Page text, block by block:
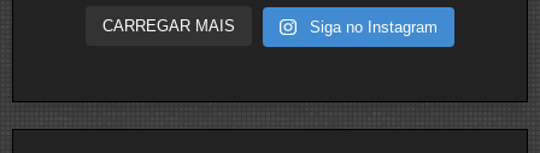
CARREGAR MAIS Siga no Instagram